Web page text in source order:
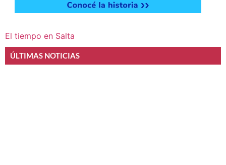
El tiempo en Salta
ÚLTIMAS NOTICIAS